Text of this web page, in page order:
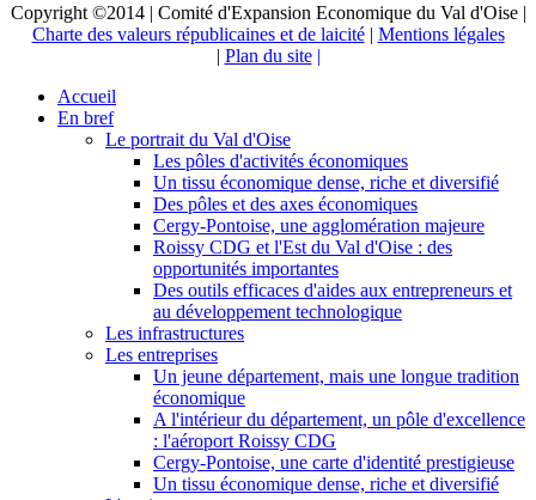
Copyright ©2014 | Comité d'Expansion Economique du Val d'Oise |
Charte des valeurs républicaines et de laicité| Mentions légales
| Plan du site |
Accueil
En bref
Le portrait du Val d'Oise
Les pôles d'activités économiques
Un tissu économique dense, riche et diversifié
Des pôles et des axes économiques
Cergy-Pontoise, une agglomération majeure
Roissy CDG et l'Est du Val d'Oise : des
opportunités importantes
Des outils efficaces d'aides aux entrepreneurs et
au développement technologique
Les infrastructures
Les entreprises
Un jeune département, mais une longue tradition
économique
A l'intérieur du département, un pôle d'excellence
: l'aéroport Roissy CDG
Cergy-Pontoise, une carte d'identité prestigieuse
Un tissu économique dense, riche et diversifié